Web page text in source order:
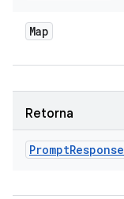
Map
Retorna
PromptResponse